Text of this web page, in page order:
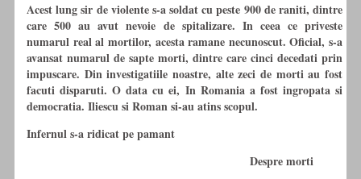
Acest lung sir de violente s-a soldatcupeste 900 de raniti, dintre
care 500 au avut nevoie de spitalizare. In ceea ce priveste
numarul real al mortilor, acesta ramane necunoscut. Oficial, s-a
avansat numarul de sapte morti, dintre care cinci decedati prin
impuscare. Din investigatiile noastre, alte zeci de morti au fost
facuti disparuti. O datacu ei, In Romania a fost ingropata si
democratia. Iliescu si Roman si-au atins scopul.
Infernul s-a ridicat pe pamant
Despre morti